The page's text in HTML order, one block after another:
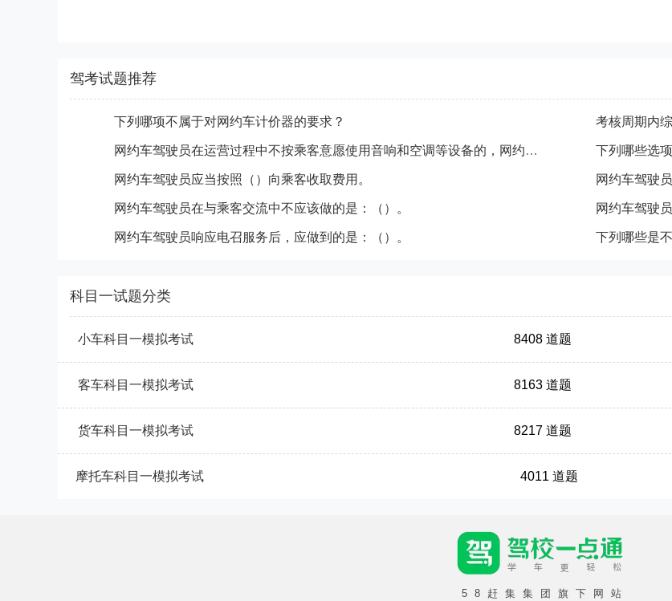
驾考试题推荐
下列哪项不属于对网约车计价器的要求？
网约车驾驶员在运营过程中不按乘客意愿使用音响和空调等设备的，网约车驾驶员服务质量信誉考核分值（）。 下列哪些选
网约车驾驶员应当按照（）向乘客收取费用。 网约车驾驶
网约车驾驶员在与乘客交流中不应该做的是：（）。 网约车驾驶
网约车驾驶员响应电召服务后，应做到的是：（）。 下列哪些是
科目一试题分类
小车科目一模拟考试 8408 道题
客车科目一模拟考试 8163 道题
货车科目一模拟考试 8217 道题
摩托车科目一模拟考试 4011 道题
58赶集集团旗下网站